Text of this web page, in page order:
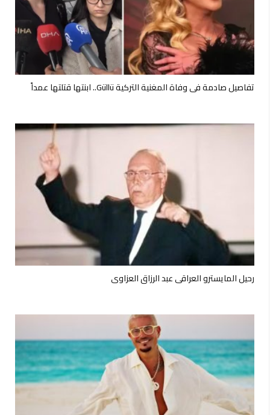
تفاصيل صادمة في وفاة المغنية التركية Güllü.. ابنتها قتلتها عمداً
رحيل المايسترو العراقي عبد الرزاق العزاوي